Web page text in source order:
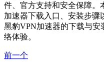
件、官方支持和安全保障。
加速器下载入口、安装步骤
黑豹VPN加速器的下载与安
络体验。
前一个